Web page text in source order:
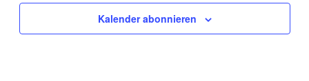
Kalender abonnieren